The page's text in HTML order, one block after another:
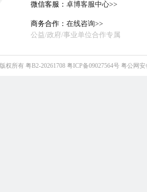
微信客服： 卓博客服中心>>
商务合作： 在线咨询>>
公益/政府/事业单位合作专属
版权所有 粤B2-20261708 粤ICP备09027564号 粤公网安